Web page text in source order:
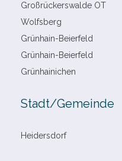
Großrückerswalde OT
Wolfsberg
Grünhain-​Beierfeld
Grünhain-​Beierfeld
Grünhainichen
Stadt/​Gemeinde
Heidersdorf